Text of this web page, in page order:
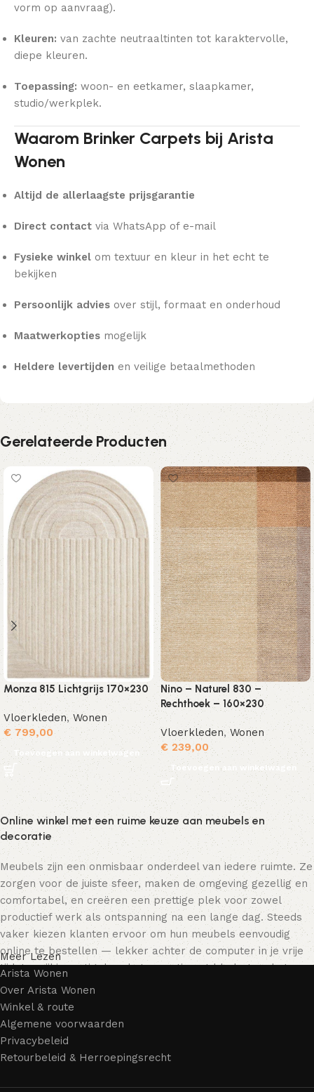
vorm op aanvraag).
Kleuren: van zachte neutraaltinten tot karaktervolle,
diepe kleuren.
Toepassing: woon- en eetkamer, slaapkamer,
studio/werkplek.
Waarom Brinker Carpets bij Arista
Wonen
Altijd de allerlaagste prijsgarantie
Direct contact via WhatsApp of e-mail
Fysieke winkel om textuur en kleur in het echt te
bekijken
Persoonlijk advies over stijl, formaat en onderhoud
Maatwerkopties mogelijk
Heldere levertijden en veilige betaalmethoden
Gerelateerde Producten
Monza 815 Lichtgrijs 170×230
Vloerkleden,Wonen
€ 799,00
Toevoegen aan winkelwagen
Nino – Naturel 830 –
Rechthoek – 160×230
Vloerkleden,Wonen
€ 239,00
Toevoegen aan winkelwagen
Online winkel met een ruime keuze aan meubels en
decoratie
Meubels zijn een onmisbaar onderdeel van iedere ruimte. Ze
zorgen voor de juiste sfeer, maken de omgeving gezellig en
comfortabel, en creëren een prettige plek voor zowel
productief werk als ontspanning na een lange dag. Steeds
vaker kiezen klanten ervoor om hun meubels eenvoudig
online te bestellen — lekker achter de computer in je vrije
tijd, terwijl je rustig door het assortiment bladert en het
meubelstuk kiest dat bij je past. Onze online winkel biedt
een uitgebreide catalogus met meubels voor zowel thuis als
kantoor.
Meubelproductie is een moderne vorm van kunst
Meer Lezen
Arista Wonen
Over Arista Wonen
Winkel & route
Algemene voorwaarden
Privacybeleid
Retourbeleid & Herroepingsrecht